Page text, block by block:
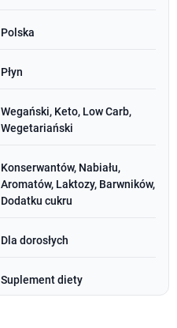
Polska
Płyn
Wegański, Keto, Low Carb,
Wegetariański
Konserwantów, Nabiału,
Aromatów, Laktozy, Barwników,
Dodatku cukru
Dla dorosłych
Suplement diety